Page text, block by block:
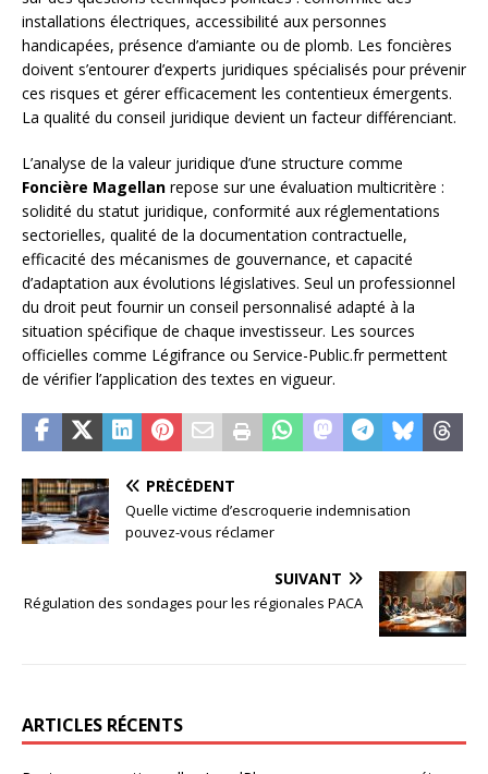
installations électriques, accessibilité aux personnes
handicapées, présence d’amiante ou de plomb. Les foncières
doivent s’entourer d’experts juridiques spécialisés pour prévenir
ces risques et gérer efficacement les contentieux émergents.
La qualité du conseil juridique devient un facteur différenciant.
L’analyse de la valeur juridique d’une structure comme
Foncière Magellan repose sur une évaluation multicritère :
solidité du statut juridique, conformité aux réglementations
sectorielles, qualité de la documentation contractuelle,
efficacité des mécanismes de gouvernance, et capacité
d’adaptation aux évolutions législatives. Seul un professionnel
du droit peut fournir un conseil personnalisé adapté à la
situation spécifique de chaque investisseur. Les sources
officielles comme Légifrance ou Service-Public.fr permettent
de vérifier l’application des textes en vigueur.
PRÉCÉDENT
Quelle victime d’escroquerie indemnisation
pouvez-vous réclamer
SUIVANT
Régulation des sondages pour les régionales PACA
ARTICLES RÉCENTS